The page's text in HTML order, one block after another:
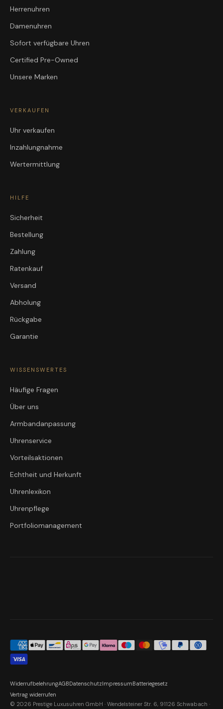
Herrenuhren
Damenuhren
Sofort verfügbare Uhren
Certified Pre-Owned
Unsere Marken
VERKAUFEN
Uhr verkaufen
Inzahlungnahme
Wertermittlung
HILFE
Sicherheit
Bestellung
Zahlung
Ratenkauf
Versand
Abholung
Rückgabe
Garantie
WISSENSWERTES
Häufige Fragen
Über uns
Armbandanpassung
Uhrenservice
Vorteilsaktionen
Echtheit und Herkunft
Uhrenlexikon
Uhrenpflege
Portfoliomanagement
© 2026 Prestige Luxusuhren GmbH · Wendelsteiner Str. 6, 91126 Schwabach ·
WiderrufbelehrungAGBDatenschutzImpressumBatteriegesetz
Vertrag widerrufen